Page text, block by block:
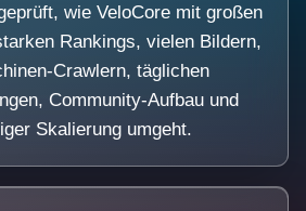
wie VeloCore mit großen
Rankings, vielen Bildern,
Crawlern, täglichen
Community-Aufbau und
Skalierung umgeht.